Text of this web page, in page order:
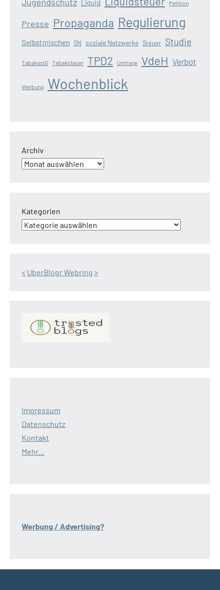
Jugendschutz Liquid Petition
Presse Propaganda Regulierung
Selbstmischen SN soziale Netzwerke Steuer Studie
TabakerzG Tabaksteuer TPD2 Umfrage VdeH Verbot
Werbung Wochenblick
Archiv
Kategorien
< UberBlogr Webring >
Impressum
Datenschutz
Kontakt
Mehr...
Werbung / Advertising?